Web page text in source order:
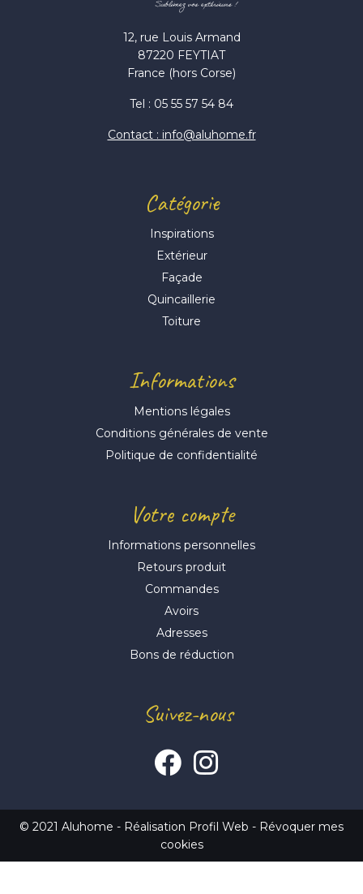
12, rue Louis Armand
87220 FEYTIAT
France (hors Corse)
Tel : 05 55 57 54 84
Contact : info@aluhome.fr
Votre compte
Informations personnelles
Retours produit
Commandes
Avoirs
Adresses
Bons de réduction
Catégorie
Inspirations
Extérieur
Façade
Quincaillerie
Toiture
Informations
Mentions légales
Conditions générales de vente
Politique de confidentialité
Suivez-nous
© 2021 Aluhome - Réalisation Profil Web - Révoquer mes
cookies